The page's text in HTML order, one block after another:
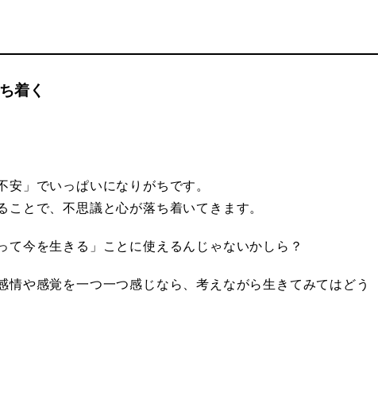
着く
」でいっぱいになりがちです。
とで、不思議と心が落ち着いてきます。
今を生きる」ことに使えるんじゃないかしら？
や感覚を一つ一つ感じなら、考えながら生きてみてはどう